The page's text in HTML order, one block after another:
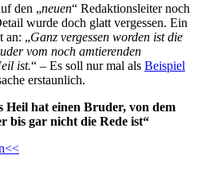
den „neuen“ Redaktionsleiter noch
wurde doch glatt vergessen. Ein
an: „Ganz vergessen worden ist die
vom noch amtierenden
ist.“ – Es soll nur mal als Beispiel
erstaunlich.
Heil hat einen Bruder, von dem
bis gar nicht die Rede ist“